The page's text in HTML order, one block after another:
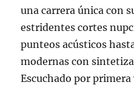
una carrera única con
estridentes cortes
punteos acústicos
modernas con
Escuchado por